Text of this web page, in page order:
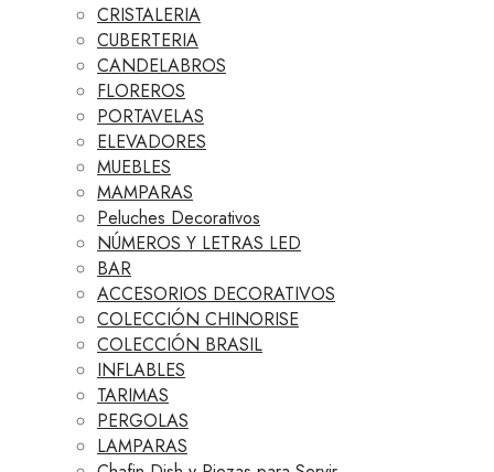
CRISTALERIA
CUBERTERIA
CANDELABROS
FLOREROS
PORTAVELAS
ELEVADORES
MUEBLES
MAMPARAS
Peluches Decorativos
NÚMEROS Y LETRAS LED
BAR
ACCESORIOS DECORATIVOS
COLECCIÓN CHINORISE
COLECCIÓN BRASIL
INFLABLES
TARIMAS
PERGOLAS
LAMPARAS